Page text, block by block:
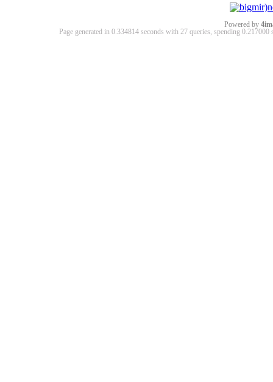
Powered by
Page generated in 0.334814 seconds with 27 queries, spending